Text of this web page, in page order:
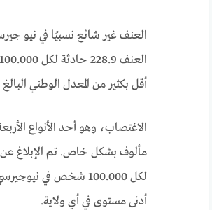
العنف غير شائع نسبيًا في نيو
أقل بكثير من المعدل الوطني البالغ 382.9 لكل 100.000.
الاغتصاب، وهو أحد الأنواع
أدنى مستوى في أي ولاية.